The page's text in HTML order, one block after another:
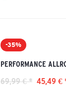
-35%
PERFORMANCE
69,99 € * 45,49 €